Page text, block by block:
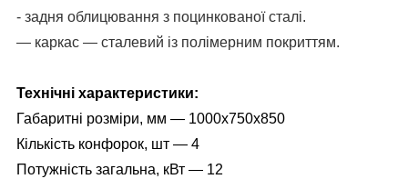
- задня облицювання з поцинкованої сталі.
— каркас — сталевий із полімерним покриттям.
Технічні характеристики:
Габаритні розміри, мм — 1000х750х850
Кількість конфорок, шт — 4
Потужність загальна, кВт — 12